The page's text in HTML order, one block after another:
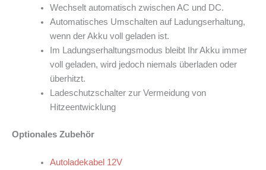
Wechselt automatisch zwischen AC und DC.
Automatisches Umschalten auf Ladungserhaltung,
wenn der Akku voll geladen ist.
Im Ladungserhaltungsmodus bleibt Ihr Akku immer
voll geladen, wird jedoch niemals überladen oder
überhitzt.
Ladeschutzschalter zur Vermeidung von
Hitzeentwicklung
Optionales Zubehör
Autoladekabel 12V